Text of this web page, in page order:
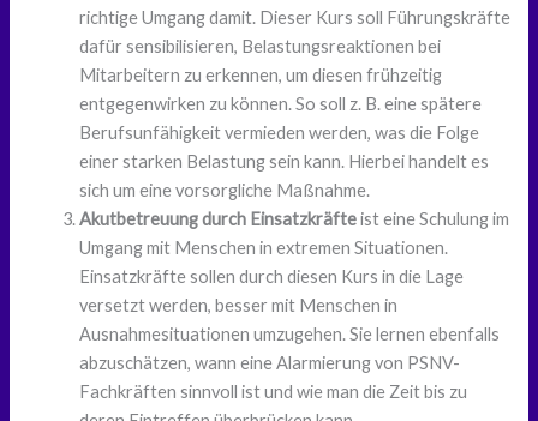
richtige Umgang damit. Dieser Kurs soll Führungskräfte
dafür sensibilisieren, Belastungsreaktionen bei
Mitarbeitern zu erkennen, um diesen frühzeitig
entgegenwirken zu können. So soll z. B. eine spätere
Berufsunfähigkeit vermieden werden, was die Folge
einer starken Belastung sein kann. Hierbei handelt es
sich um eine vorsorgliche Maßnahme.
Akutbetreuung durch Einsatzkräfteist eine Schulung im
Umgang mit Menschen in extremen Situationen.
Einsatzkräfte sollen durch diesen Kurs in die Lage
versetzt werden, besser mit Menschen in
Ausnahmesituationen umzugehen. Sie lernen ebenfalls
abzuschätzen, wann eine Alarmierung von PSNV-
Fachkräften sinnvoll ist und wie man die Zeit bis zu